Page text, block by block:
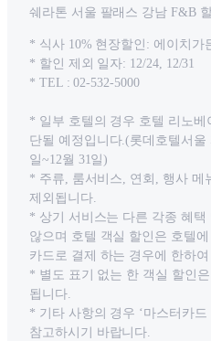
쉐라톤 서울 팔래스 강남 F&B
* 식사 10% 현장할인: 에이치가
* 할인 제외 일자: 12/24, 12/31
* TEL : 02-532-5000
* 일부 호텔의 경우 호텔 리노
단될 예정입니다.(롯데호텔서울
일~12월 31일)
* 주류, 룸서비스, 연회, 행사 메
제외됩니다.
* 상기 서비스는 다른 각종 혜택
않으며 호텔 객실 할인은 호텔
카드로 결제 하는 경우에 한하
* 별도 표기 없는 한 객실 할인
됩니다.
* 기타 사항의 경우 ‘마스터카
참고하시기 바랍니다.